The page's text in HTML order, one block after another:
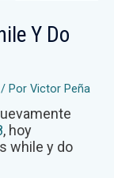
Y Do
/ Por Victor Peña
, hoy
while y do